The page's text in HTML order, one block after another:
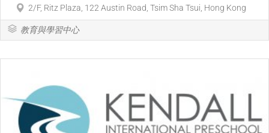
2/F, Ritz Plaza, 122 Austin Road, Tsim Sha Tsui, Hong Kong
教育與學習中心